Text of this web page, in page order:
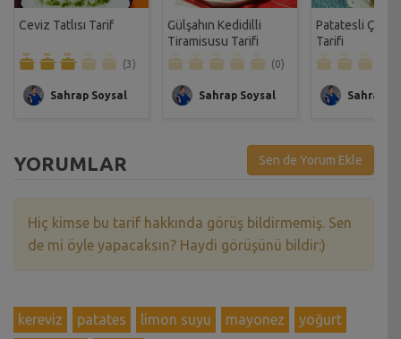
Ceviz Tatlısı Tarif
(3)
Sahrap Soysal
Gülşahın Kedidilli
Tiramisusu Tarifi
(0)
Sahrap Soysal
Patatesli Çıtır
Tarifi
Sahrap
YORUMLAR Sen de Yorum Ekle
Hiç kimse bu tarif hakkında görüş bildirmemiş. Sen
de mi öyle yapacaksın? Haydi görüşünü bildir:)
kereviz patates limon suyu mayonez
yoğurt